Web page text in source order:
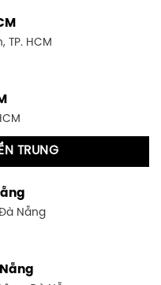
TP. HCM
Quận 7, TP HCM
TRUNG
Nẵng